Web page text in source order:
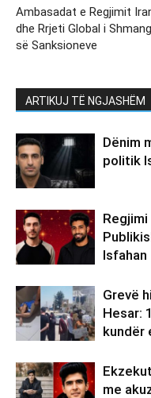
Ambasadat e Regjimit
dhe Rrjeti Global i
së Sanksioneve
ARTIKUJ TË NGJASHËM
Dënim
politik
Isfahan
Grevë
Hesar:
kundër
me